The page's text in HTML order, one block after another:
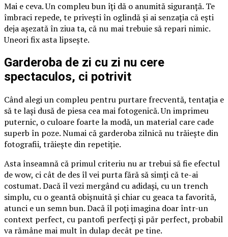
Mai e ceva. Un compleu bun îți dă o anumită siguranță. Te
îmbraci repede, te privești în oglindă și ai senzația că ești
deja așezată în ziua ta, că nu mai trebuie să repari nimic.
Uneori fix asta lipsește.
Garderoba de zi cu zi nu cere
spectaculos, ci potrivit
Când alegi un compleu pentru purtare frecventă, tentația e
să te lași dusă de piesa cea mai fotogenică. Un imprimeu
puternic, o culoare foarte la modă, un material care cade
superb în poze. Numai că garderoba zilnică nu trăiește din
fotografii, trăiește din repetiție.
Asta înseamnă că primul criteriu nu ar trebui să fie efectul
de wow, ci cât de des îl vei purta fără să simți că te-ai
costumat. Dacă îl vezi mergând cu adidași, cu un trench
simplu, cu o geantă obișnuită și chiar cu geaca ta favorită,
atunci e un semn bun. Dacă îl poți imagina doar într-un
context perfect, cu pantofi perfecți și păr perfect, probabil
va rămâne mai mult în dulap decât pe tine.